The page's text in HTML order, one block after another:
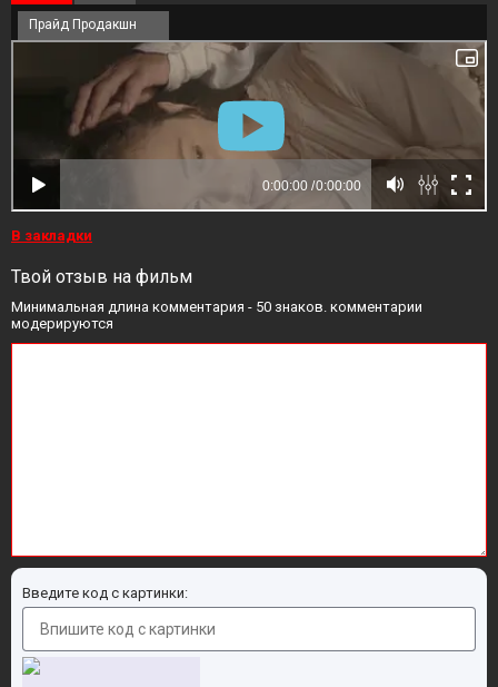
Прайд Продакшн
В закладки
Твой отзыв на фильм
Минимальная длина комментария - 50 знаков. комментарии
модерируются
Введите код с картинки: